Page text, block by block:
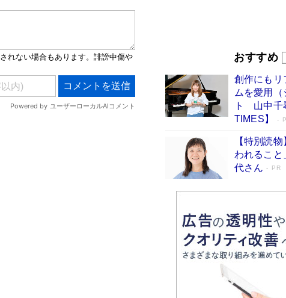
版には「宇宙で描かれたマ
友近氏、絶賛！ 鎌倉を舞
人々が新たな一歩を踏み出
とりのプラネット』試し読
おすすめ
創作にもリ
ムを愛用
ト 山中千
TIMES】
【特別読
われるこ
代さん
PR